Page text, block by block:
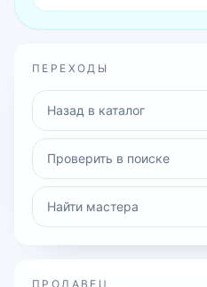
ПЕРЕХОДЫ
Назад в каталог
Проверить в поиске
Найти мастера
ПРОДАВЕЦ